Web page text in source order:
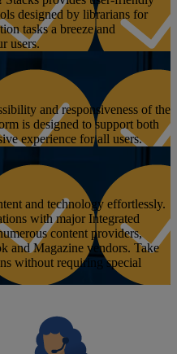
designed by librarians for
tasks a breeze and
users.
and responsiveness of the
is designed to support both
experience for all users.
and technology effortlessly.
with major Integrated
content providers,
and Magazine vendors. Take
without requiring special